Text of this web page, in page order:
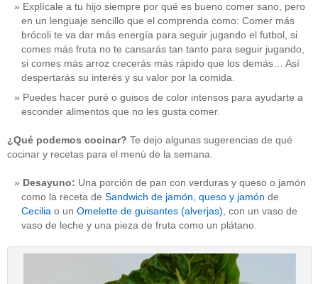
Explícale a tu hijo siempre por qué es bueno comer sano, pero
en un lenguaje sencillo que el comprenda como: Comer más
brócoli te va dar más energía para seguir jugando el futbol, si
comes más fruta no te cansarás tan tanto para seguir jugando,
si comes más arroz crecerás más rápido que los demás… Así
despertarás su interés y su valor por la comida.
Puedes hacer puré o guisos de color intensos para ayudarte a
esconder alimentos que no les gusta comer.
¿Qué podemos cocinar? Te dejo algunas sugerencias de qué
cocinar y recetas para el menú de la semana.
Desayuno: Una porción de pan con verduras y queso o jamón
como la receta de Sandwich de jamón, queso y jamón de
Cecilia o un Omelette de guisantes (alverjas), con un vaso de
vaso de leche y una pieza de fruta como un plátano.